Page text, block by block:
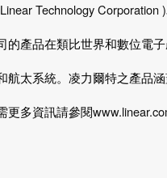
Technology Corporation )
的產品在類比世界和數位電
航太系統。凌力爾特之產品
更多資訊請參閱